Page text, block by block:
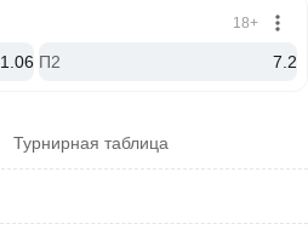
1.06 П2 7.2
18+
Турнирная таблица